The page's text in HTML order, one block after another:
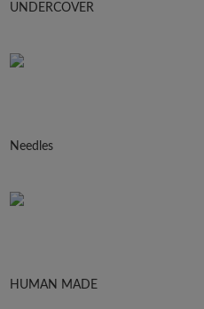
UNDERCOVER
Needles
HUMAN MADE